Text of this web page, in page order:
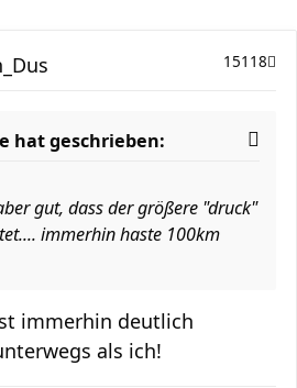
15118
hat geschrieben:
gut, dass der größere "druck"
immerhin haste 100km
immerhin deutlich
als ich!